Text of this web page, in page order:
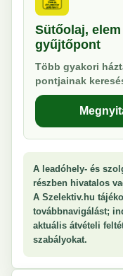
Sütőolaj,
gyűjtőpont
Több gyakori
pontjainak
A leadóhely- és
részben hivatalos
A Szelektiv.hu
továbbnavigálást;
aktuális átvételi
szabályokat.